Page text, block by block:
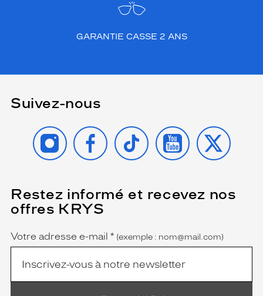
GARANTIE CASSE 2 ANS
Suivez-nous
INSTAGRAMFACEBOOK
TIKTOK YOUTUBE
X
Restez informé et recevez nos
offres KRYS
Name
Votre adresse e-mail *
(Ce
champ
est
obligatoire)
(exemple : nom@mail.com)